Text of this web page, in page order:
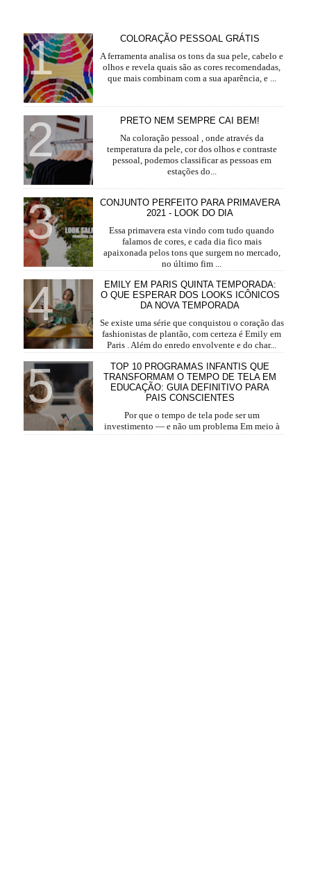
COLORAÇÃO PESSOAL GRÁTIS
A ferramenta analisa os tons da sua pele, cabelo e
olhos e revela quais são as cores recomendadas,
que mais combinam com a sua aparência, e ...
PRETO NEM SEMPRE CAI BEM!
Na coloração pessoal , onde através da
temperatura da pele, cor dos olhos e contraste
pessoal, podemos classificar as pessoas em
estações do...
CONJUNTO PERFEITO PARA PRIMAVERA
2021 - LOOK DO DIA
Essa primavera esta vindo com tudo quando
falamos de cores, e cada dia fico mais
apaixonada pelos tons que surgem no mercado,
no último fim ...
EMILY EM PARIS QUINTA TEMPORADA:
O QUE ESPERAR DOS LOOKS ICÔNICOS
DA NOVA TEMPORADA
Se existe uma série que conquistou o coração das
fashionistas de plantão, com certeza é Emily em
Paris . Além do enredo envolvente e do char...
TOP 10 PROGRAMAS INFANTIS QUE
TRANSFORMAM O TEMPO DE TELA EM
EDUCAÇÃO: GUIA DEFINITIVO PARA
PAIS CONSCIENTES
Por que o tempo de tela pode ser um
investimento — e não um problema Em meio à
rotina corrida, o tempo de tela se tornou parte da vida das ...